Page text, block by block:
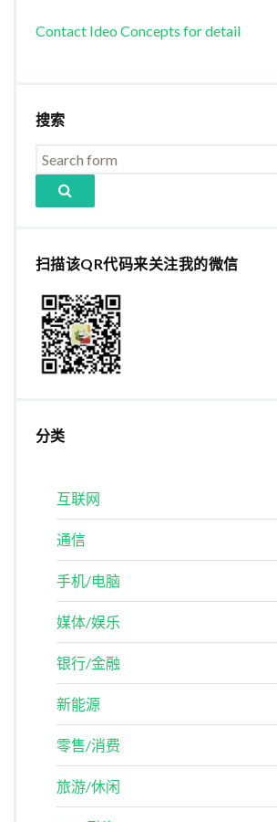
Contact Ideo Concepts for detail
搜索
扫描该QR代码来关注我的微信
分类
互联网
通信
手机/电脑
媒体/娱乐
银行/金融
新能源
零售/消费
旅游/休闲